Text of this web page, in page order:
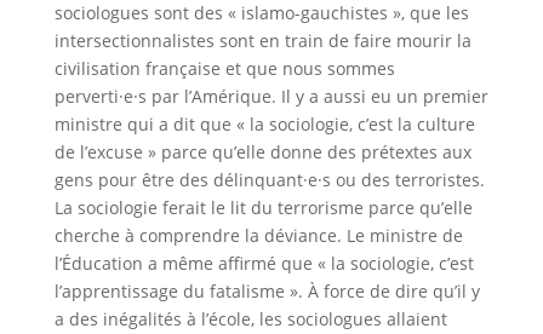
sociologues sont des « islamo-gauchistes », que les
intersectionnalistes sont en train de faire mourir la
civilisation française et que nous sommes
perverti·e·s par l’Amérique. Il y a aussi eu un premier
ministre qui a dit que « la sociologie, c’est la culture
de l’excuse » parce qu’elle donne des prétextes aux
gens pour être des délinquant·e·s ou des terroristes.
La sociologie ferait le lit du terrorisme parce qu’elle
cherche à comprendre la déviance. Le ministre de
l’Éducation a même affirmé que « la sociologie, c’est
l’apprentissage du fatalisme ». À force de dire qu’il y
a des inégalités à l’école, les sociologues allaient